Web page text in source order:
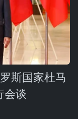
斯国家杜马
会谈